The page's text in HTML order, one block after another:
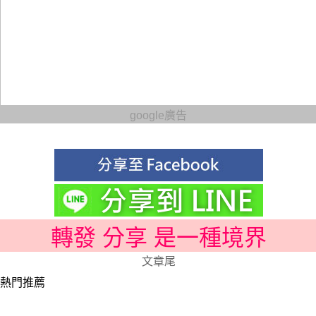
google廣告
轉發 分享 是一種境界
文章尾
熱門推薦